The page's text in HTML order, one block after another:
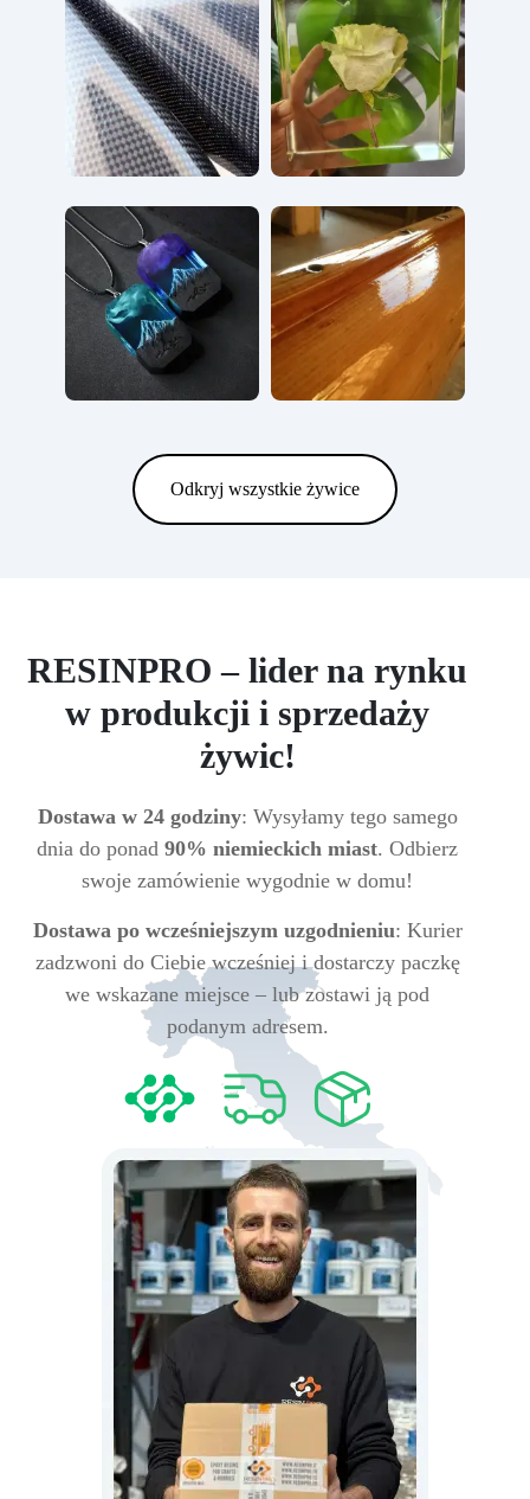
Odkryj wszystkie żywice
RESINPRO – lider na rynku
w produkcji i sprzedaży
żywic!
Dostawa w 24 godziny: Wysyłamy tego samego
dnia do ponad 90% niemieckich miast. Odbierz
swoje zamówienie wygodnie w domu!
Dostawa po wcześniejszym uzgodnieniu: Kurier
zadzwoni do Ciebie wcześniej i dostarczy paczkę
we wskazane miejsce – lub zostawi ją pod
podanym adresem.